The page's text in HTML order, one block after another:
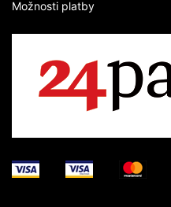
Možnosti platby